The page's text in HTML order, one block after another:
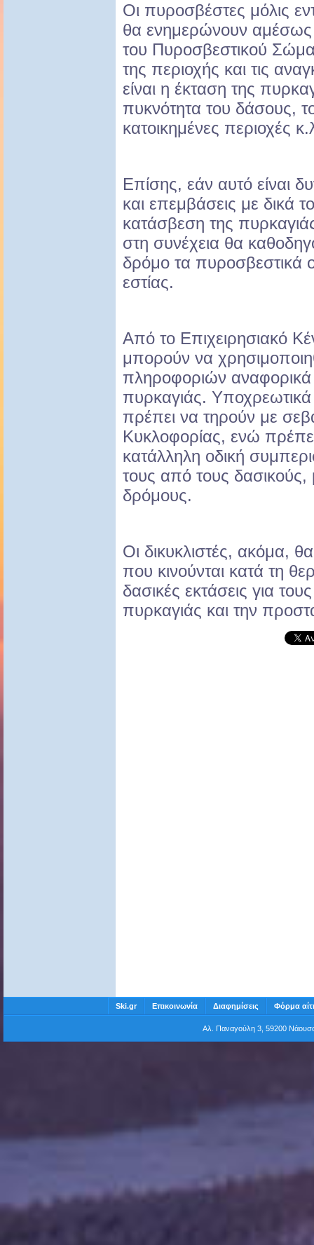
Οι πυροσβέστες μόλις
θα ενημερώνουν αμέσως
του Πυροσβεστικού
της περιοχής και τις
είναι η έκταση της
πυκνότητα του δάσους,
κατοικημένες περιοχές
Επίσης, εάν αυτό είναι
και επεμβάσεις με δικά
κατάσβεση της
στη συνέχεια θα
δρόμο τα πυροσβεστικά
εστίας.
Από το Επιχειρησιακό
μπορούν να
πληροφοριών αναφορικά
πυρκαγιάς.
πρέπει να τηρούν με
Κυκλοφορίας, ενώ
κατάλληλη οδική
τους από τους
δρόμους.
Οι δικυκλιστές, ακόμα,
που κινούνται κατά τη
δασικές εκτάσεις για
πυρκαγιάς και την
Ski.gr Επικοινωνία Διαφημίσεις Φόρμα
Αλ. Παναγούλη 3, 59200